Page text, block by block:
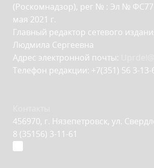
(Роскомнадзор), рег № : Эл №
мая 2021 г.
Главный редактор сетевого
Людмила Сергеевна
Адрес электронной почты:
Телефон редакции: +7(351) 56 3-13-
456970, г. Нязепетровск, ул.
8 (35156) 3-11-61